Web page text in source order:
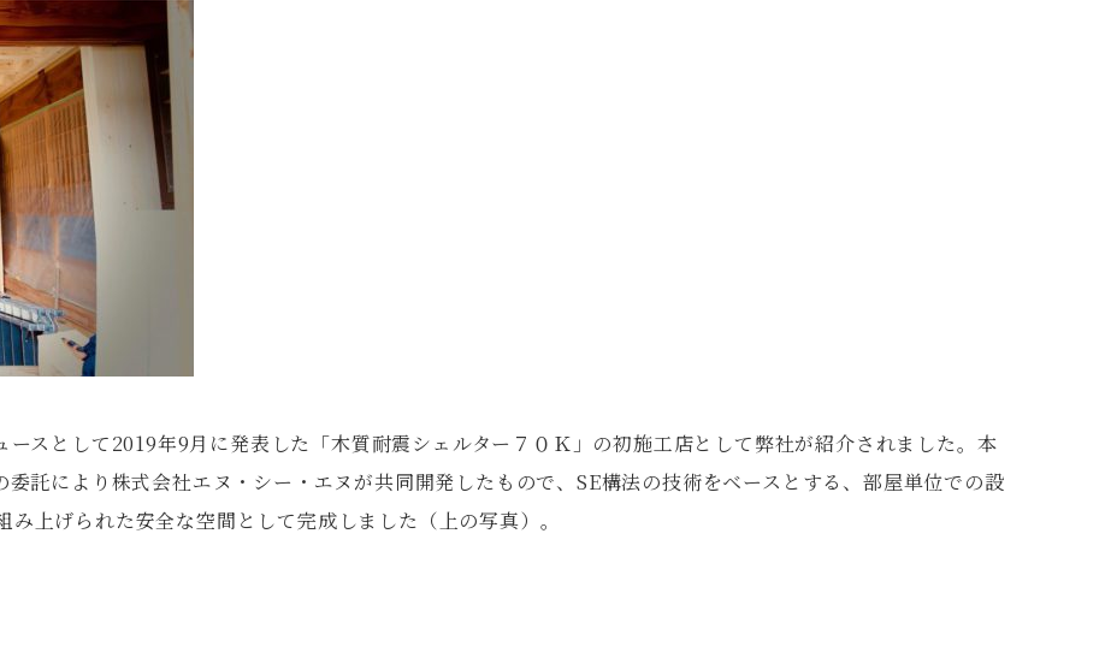
スとして2019年9月に発表した「木質耐震シェルター７０Ｋ」の初施工店として弊社が紹介されました。本
託により株式会社エヌ・シー・エヌが共同開発したもので、SE構法の技術をベースとする、部屋単位での設
上げられた安全な空間として完成しました（上の写真）。